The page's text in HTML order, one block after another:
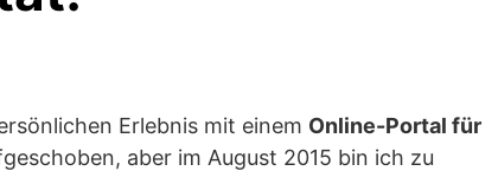
Erlebnis mit einem Online-Portal für
aber im August 2015 bin ich zu